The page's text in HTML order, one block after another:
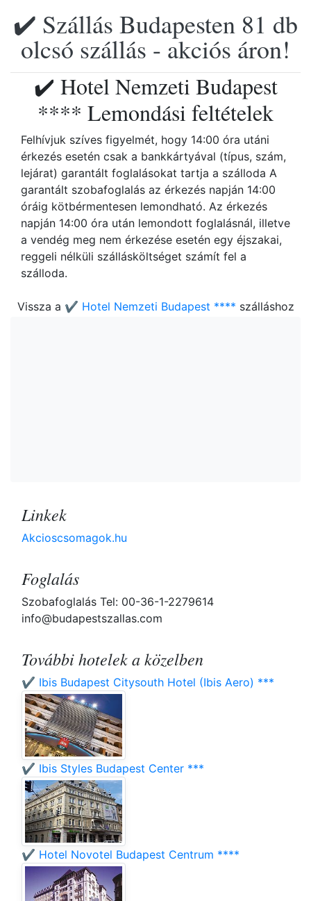
✔️ Szállás Budapesten 81 db
olcsó szállás - akciós áron!
✔️ Hotel Nemzeti Budapest
**** Lemondási feltételek
Felhívjuk szíves figyelmét, hogy 14:00 óra utáni
érkezés esetén csak a bankkártyával (típus, szám,
lejárat) garantált foglalásokat tartja a szálloda A
garantált szobafoglalás az érkezés napján 14:00
óráig kötbérmentesen lemondható. Az érkezés
napján 14:00 óra után lemondott foglalásnál, illetve
a vendég meg nem érkezése esetén egy éjszakai,
reggeli nélküli szállásköltséget számít fel a
szálloda.
Vissza a ✔️ Hotel Nemzeti Budapest **** szálláshoz
Linkek
Akcioscsomagok.hu
Foglalás
Szobafoglalás Tel: 00-36-1-2279614
info@budapestszallas.com
További hotelek a közelben
✔️ Ibis Budapest Citysouth Hotel (Ibis Aero) ***
✔️ Ibis Styles Budapest Center ***
✔️ Hotel Novotel Budapest Centrum ****